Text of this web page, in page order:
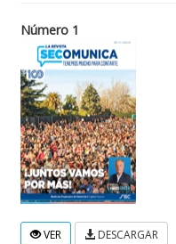
Número 1
VER DESCARGAR